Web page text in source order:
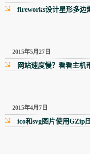
fireworks设计星形多边
2015年5月27日
网站速度慢？看看主机
2015年4月7日
ico和svg图片使用GZip